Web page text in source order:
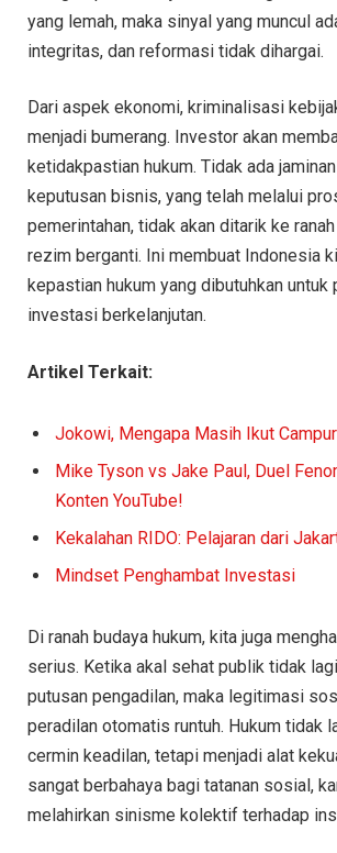
yang lemah, maka sinyal yang muncul
integritas, dan reformasi tidak dihargai.
Dari aspek ekonomi, kriminalisasi
menjadi bumerang. Investor akan
ketidakpastian hukum. Tidak ada
keputusan bisnis, yang telah melalui
pemerintahan, tidak akan ditarik ke
rezim berganti. Ini membuat Indonesia
kepastian hukum yang dibutuhkan untuk
investasi berkelanjutan.
Artikel Terkait:
Jokowi, Mengapa Masih Ikut
Mike Tyson vs Jake Paul, Duel
Konten YouTube!
Kekalahan RIDO: Pelajaran dari
Mindset Penghambat Investasi
Di ranah budaya hukum, kita juga
serius. Ketika akal sehat publik tidak
putusan pengadilan, maka legitimasi
peradilan otomatis runtuh. Hukum tidak
cermin keadilan, tetapi menjadi alat
sangat berbahaya bagi tatanan sosial,
melahirkan sinisme kolektif terhadap